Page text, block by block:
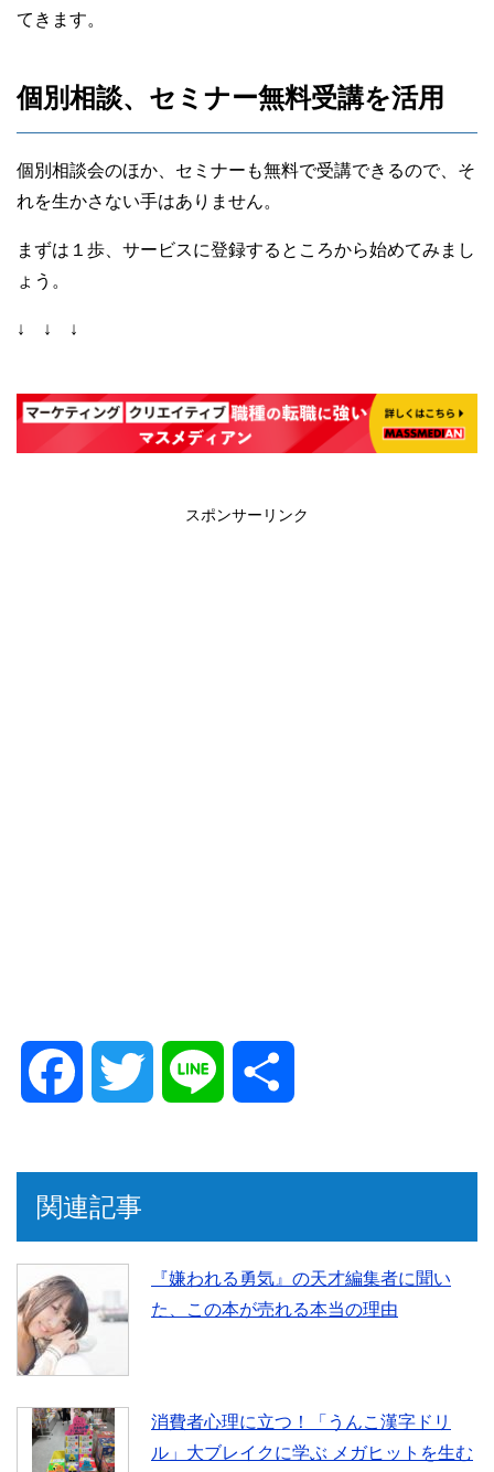
てきます。
個別相談、セミナー無料受講を活用
個別相談会のほか、セミナーも無料で受講できるので、そ
れを生かさない手はありません。
まずは１歩、サービスに登録するところから始めてみまし
ょう。
↓ ↓ ↓
スポンサーリンク
c
b
o
o
t
関連記事
『嫌われる勇気』の天才編集者に聞い
た、この本が売れる本当の理由
消費者心理に立つ！「うんこ漢字ドリ
ル」大ブレイクに学ぶ メガヒットを生む